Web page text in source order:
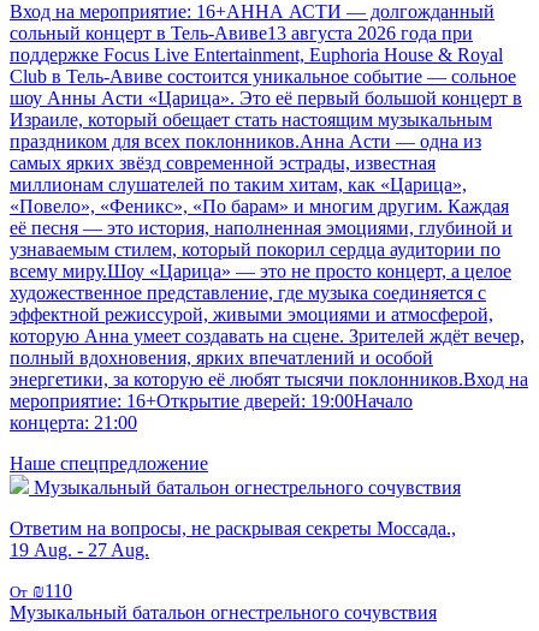
Вход на мероприятие: 16+АННА АСТИ — долгожданный
сольный концерт в Тель-Авиве13 августа 2026 года при
поддержке Focus Live Entertainment, Euphoria House & Royal
Club в Тель-Авиве состоится уникальное событие — сольное
шоу Анны Асти «Царица». Это её первый большой концерт в
Израиле, который обещает стать настоящим музыкальным
праздником для всех поклонников.Анна Асти — одна из
самых ярких звёзд современной эстрады, известная
миллионам слушателей по таким хитам, как «Царица»,
«Повело», «Феникс», «По барам» и многим другим. Каждая
её песня — это история, наполненная эмоциями, глубиной и
узнаваемым стилем, который покорил сердца аудитории по
всему миру.Шоу «Царица» — это не просто концерт, а целое
художественное представление, где музыка соединяется с
эффектной режиссурой, живыми эмоциями и атмосферой,
которую Анна умеет создавать на сцене. Зрителей ждёт вечер,
полный вдохновения, ярких впечатлений и особой
энергетики, за которую её любят тысячи поклонников.Вход на
мероприятие: 16+Открытие дверей: 19:00Начало
концерта: 21:00
Наше спецпредложение
Музыкальный батальон огнестрельного сочувствия
Ответим на вопросы, не раскрывая секреты Моссада.,
19 Aug. - 27 Aug.
От ₪110
Музыкальный батальон огнестрельного сочувствия